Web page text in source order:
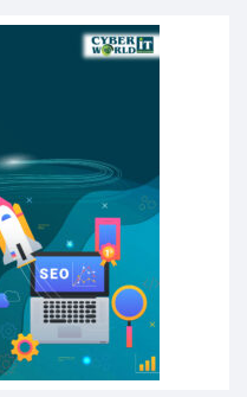
বাড়ানোর প্রস্তাব পিডিবির
যাবেন প্রধানমন্ত্রী
যুক্তরাষ্ট্রে
পরীক্ষা
প্রতিষ্ঠান